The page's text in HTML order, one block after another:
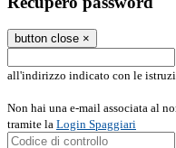
button close ×
all'indirizzo indicato con le
Non hai una e-mail associata al
tramite la Login Spaggiari